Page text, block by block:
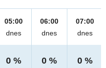
05:00
dnes
0 %
06:00
dnes
0 %
07:00
dnes
0 %